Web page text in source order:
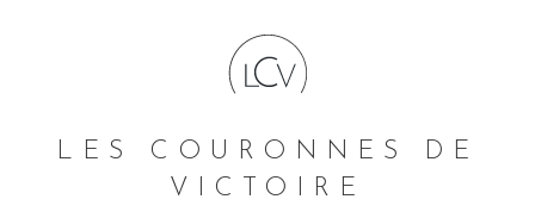
LES COURONNES DE
VICTOIRE